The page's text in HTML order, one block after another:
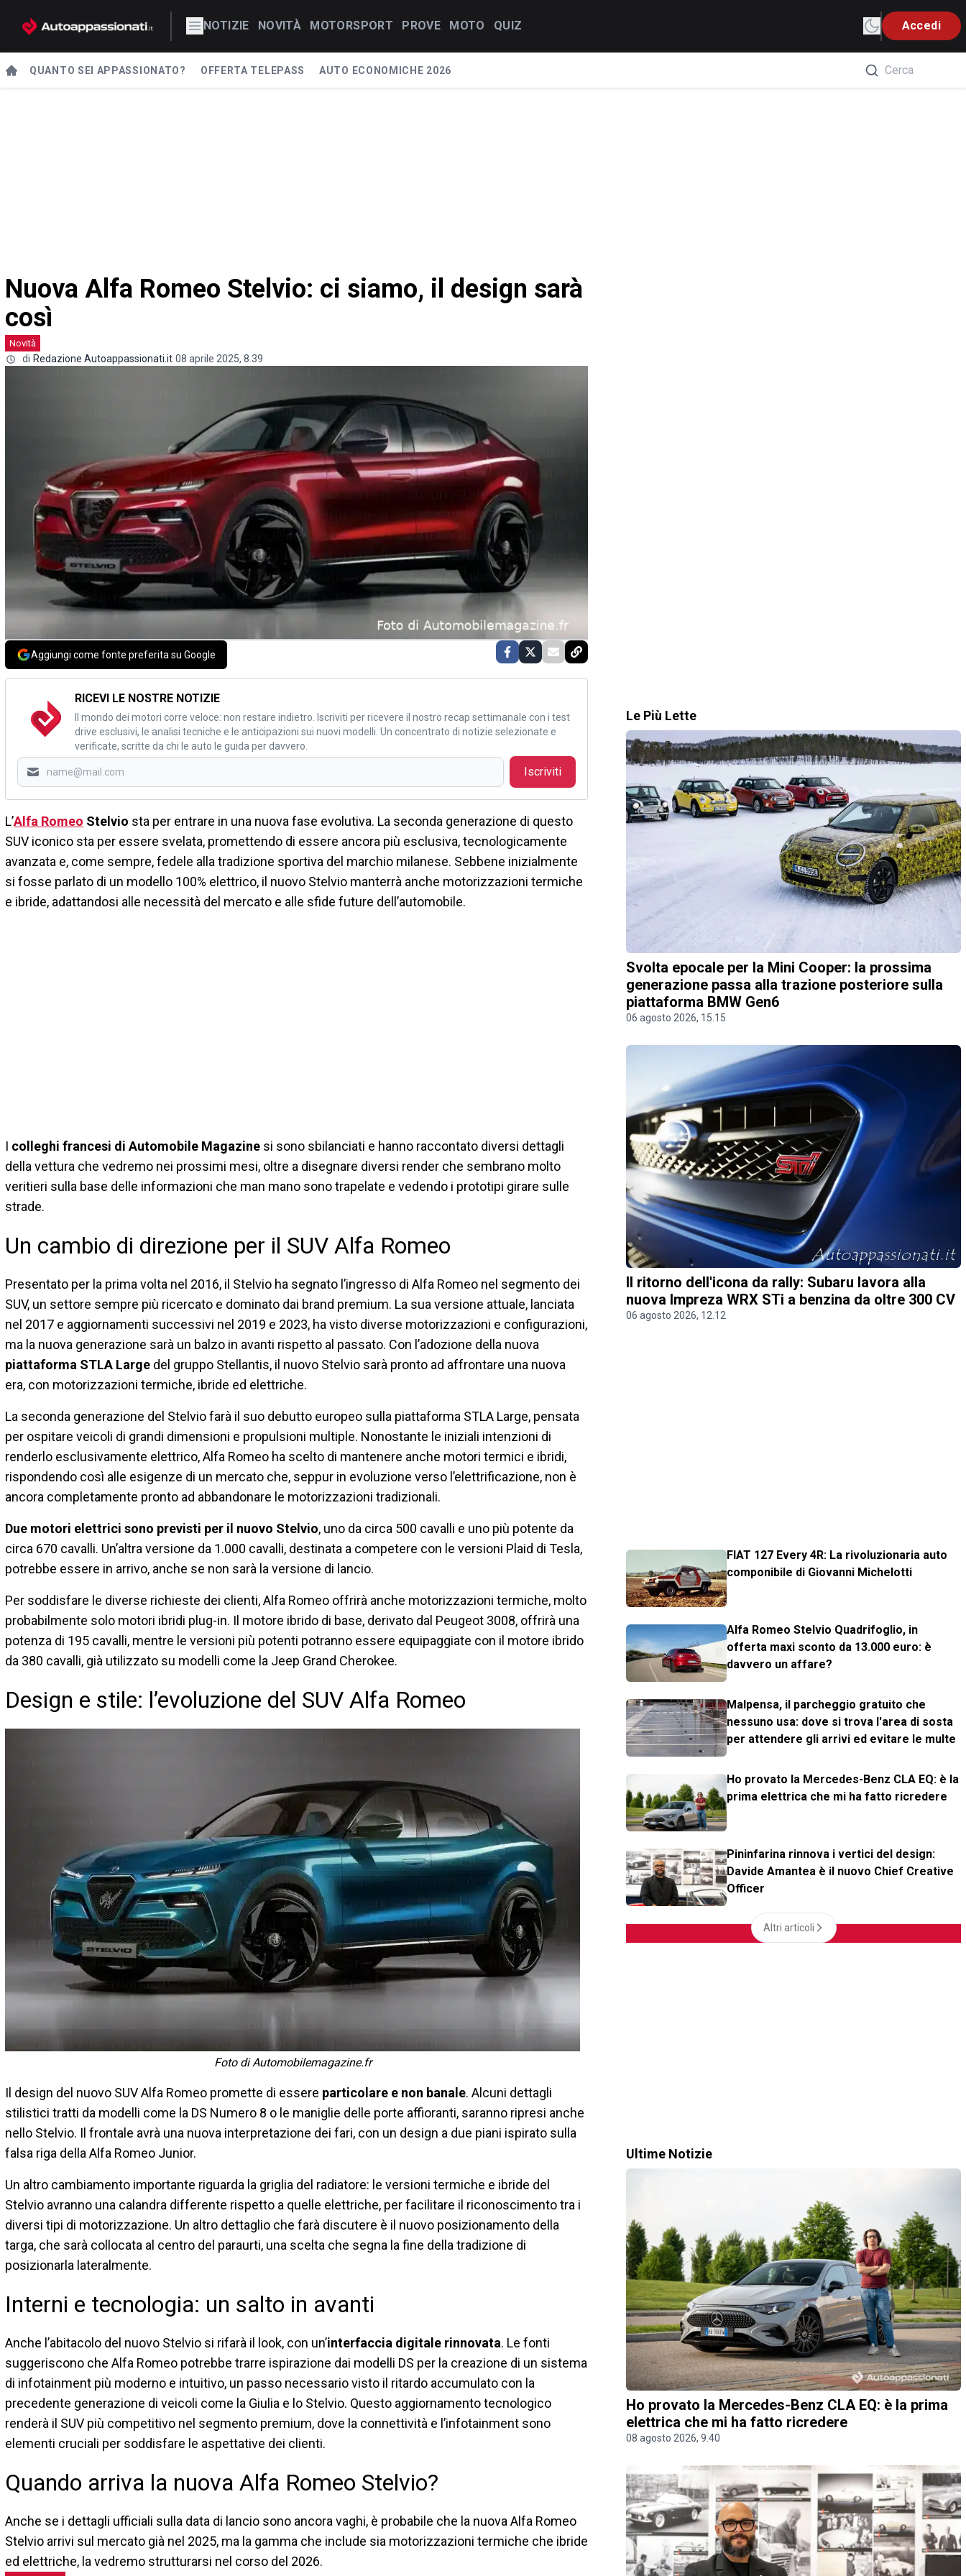
NOTIZIE NOVITÀ MOTORSPORT PROVE MOTO QUIZ Accedi
QUANTO SEI APPASSIONATO? OFFERTA TELEPASS AUTO ECONOMICHE 2026
Nuova Alfa Romeo Stelvio: ci siamo, il design sarà
così
Novità
di Redazione Autoappassionati.it 08 aprile 2025, 8.39
Aggiungi come fonte preferita su Google
RICEVI LE NOSTRE NOTIZIE
Il mondo dei motori corre veloce: non restare indietro. Iscriviti per ricevere il nostro recap settimanale con i test
drive esclusivi, le analisi tecniche e le anticipazioni sui nuovi modelli. Un concentrato di notizie selezionate e
verificate, scritte da chi le auto le guida per davvero.
Iscriviti
L’Alfa Romeo Stelvio sta per entrare in una nuova fase evolutiva. La seconda generazione di questo
SUV iconico sta per essere svelata, promettendo di essere ancora più esclusiva, tecnologicamente
avanzata e, come sempre, fedele alla tradizione sportiva del marchio milanese. Sebbene inizialmente
si fosse parlato di un modello 100% elettrico, il nuovo Stelvio manterrà anche motorizzazioni termiche
e ibride, adattandosi alle necessità del mercato e alle sfide future dell’automobile.
I colleghi francesi di Automobile Magazine si sono sbilanciati e hanno raccontato diversi dettagli
della vettura che vedremo nei prossimi mesi, oltre a disegnare diversi render che sembrano molto
veritieri sulla base delle informazioni che man mano sono trapelate e vedendo i prototipi girare sulle
strade.
Un cambio di direzione per il SUV Alfa Romeo
Presentato per la prima volta nel 2016, il Stelvio ha segnato l’ingresso di Alfa Romeo nel segmento dei
SUV, un settore sempre più ricercato e dominato dai brand premium. La sua versione attuale, lanciata
nel 2017 e aggiornamenti successivi nel 2019 e 2023, ha visto diverse motorizzazioni e configurazioni,
ma la nuova generazione sarà un balzo in avanti rispetto al passato. Con l’adozione della nuova
piattaforma STLA Large del gruppo Stellantis, il nuovo Stelvio sarà pronto ad affrontare una nuova
era, con motorizzazioni termiche, ibride ed elettriche.
La seconda generazione del Stelvio farà il suo debutto europeo sulla piattaforma STLA Large, pensata
per ospitare veicoli di grandi dimensioni e propulsioni multiple. Nonostante le iniziali intenzioni di
renderlo esclusivamente elettrico, Alfa Romeo ha scelto di mantenere anche motori termici e ibridi,
rispondendo così alle esigenze di un mercato che, seppur in evoluzione verso l’elettrificazione, non è
ancora completamente pronto ad abbandonare le motorizzazioni tradizionali.
Due motori elettrici sono previsti per il nuovo Stelvio, uno da circa 500 cavalli e uno più potente da
circa 670 cavalli. Un’altra versione da 1.000 cavalli, destinata a competere con le versioni Plaid di Tesla,
potrebbe essere in arrivo, anche se non sarà la versione di lancio.
Per soddisfare le diverse richieste dei clienti, Alfa Romeo offrirà anche motorizzazioni termiche, molto
probabilmente solo motori ibridi plug-in. Il motore ibrido di base, derivato dal Peugeot 3008, offrirà una
potenza di 195 cavalli, mentre le versioni più potenti potranno essere equipaggiate con il motore ibrido
da 380 cavalli, già utilizzato su modelli come la Jeep Grand Cherokee.
Design e stile: l’evoluzione del SUV Alfa Romeo
Foto di Automobilemagazine.fr
Il design del nuovo SUV Alfa Romeo promette di essere particolare e non banale. Alcuni dettagli
stilistici tratti da modelli come la DS Numero 8 o le maniglie delle porte affioranti, saranno ripresi anche
nello Stelvio. Il frontale avrà una nuova interpretazione dei fari, con un design a due piani ispirato sulla
falsa riga della Alfa Romeo Junior.
Un altro cambiamento importante riguarda la griglia del radiatore: le versioni termiche e ibride del
Stelvio avranno una calandra differente rispetto a quelle elettriche, per facilitare il riconoscimento tra i
diversi tipi di motorizzazione. Un altro dettaglio che farà discutere è il nuovo posizionamento della
targa, che sarà collocata al centro del paraurti, una scelta che segna la fine della tradizione di
posizionarla lateralmente.
Interni e tecnologia: un salto in avanti
Anche l’abitacolo del nuovo Stelvio si rifarà il look, con un’interfaccia digitale rinnovata. Le fonti
suggeriscono che Alfa Romeo potrebbe trarre ispirazione dai modelli DS per la creazione di un sistema
di infotainment più moderno e intuitivo, un passo necessario visto il ritardo accumulato con la
precedente generazione di veicoli come la Giulia e lo Stelvio. Questo aggiornamento tecnologico
renderà il SUV più competitivo nel segmento premium, dove la connettività e l’infotainment sono
elementi cruciali per soddisfare le aspettative dei clienti.
Quando arriva la nuova Alfa Romeo Stelvio?
Anche se i dettagli ufficiali sulla data di lancio sono ancora vaghi, è probabile che la nuova Alfa Romeo
Stelvio arrivi sul mercato già nel 2025, ma la gamma che include sia motorizzazioni termiche che ibride
ed elettriche, la vedremo strutturarsi nel corso del 2026.
Le Più Lette
Svolta epocale per la Mini Cooper: la prossima
generazione passa alla trazione posteriore sulla
piattaforma BMW Gen6
06 agosto 2026, 15.15
Il ritorno dell'icona da rally: Subaru lavora alla
nuova Impreza WRX STi a benzina da oltre 300 CV
06 agosto 2026, 12.12
FIAT 127 Every 4R: La rivoluzionaria auto
componibile di Giovanni Michelotti
Alfa Romeo Stelvio Quadrifoglio, in
offerta maxi sconto da 13.000 euro: è
davvero un affare?
Malpensa, il parcheggio gratuito che
nessuno usa: dove si trova l'area di sosta
per attendere gli arrivi ed evitare le multe
Ho provato la Mercedes-Benz CLA EQ: è la
prima elettrica che mi ha fatto ricredere
Pininfarina rinnova i vertici del design:
Davide Amantea è il nuovo Chief Creative
Officer
Altri articoli
Ultime Notizie
Ho provato la Mercedes-Benz CLA EQ: è la prima
elettrica che mi ha fatto ricredere
08 agosto 2026, 9.40